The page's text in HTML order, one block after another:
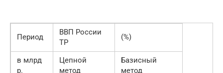
Период
ВВП России
ТР
(%)
в млрд
р.
Цепной
метод
Базисный
метод